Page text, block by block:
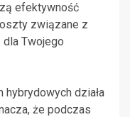
efektywność
związane z
dla Twojego
działa
że podczas